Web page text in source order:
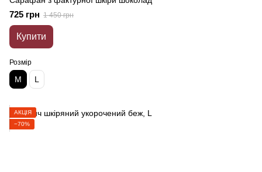
725 грн 1 450 грн
Купити
Розмір
M L
АКЦІЯ
−70%